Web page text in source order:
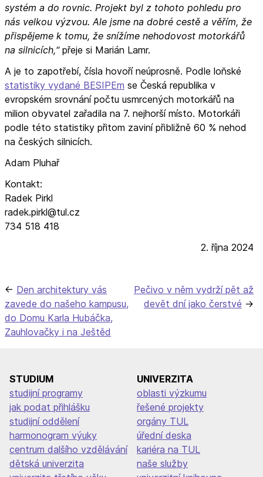
systém a do rovnic. Projekt byl z tohoto pohledu pro
nás velkou výzvou. Ale jsme na dobré cestě a věřím, že
přispějeme k tomu, že snížíme nehodovost motorkářů
na silnicích,“přeje si Marián Lamr.
A je to zapotřebí, čísla hovoří neúprosně. Podle loňské
statistiky vydané BESIPEm se Česká republika v
evropském srovnání počtu usmrcených motorkářů na
milion obyvatel zařadila na 7. nejhorší místo. Motorkáři
podle této statistiky přitom zaviní přibližně 60 % nehod
na českých silnicích.
Adam Pluhař
Kontakt:
Radek Pirkl
radek.pirkl@tul.cz
734 518 418
2. října 2024
Navigace
pro
příspěvek
Den architektury vás
zavede do našeho kampusu,
do Domu Karla Hubáčka,
Zauhlovačky i na Ještěd
Pečivo v něm vydrží pět až
devět dní jako čerstvé
STUDIUM
studijní programy
jak podat přihlášku
studijní oddělení
harmonogram výuky
centrum dalšího vzdělávání
dětská univerzita
UNIVERZITA
oblasti výzkumu
řešené projekty
orgány TUL
úřední deska
kariéra na TUL
naše služby